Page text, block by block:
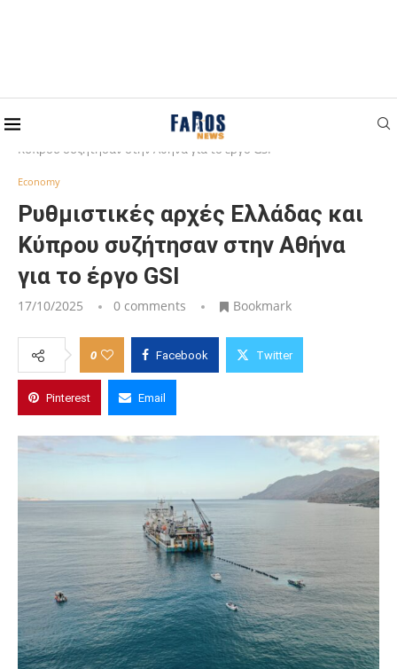
Home
Ρυθμιστικές αρχές Ελλάδας και
Κύπρου συζήτησαν στην Αθήνα για το έργο GSI
Economy
Ρυθμιστικές αρχές Ελλάδας και
Κύπρου συζήτησαν στην Αθήνα
για το έργο GSI
17/10/2025 0 comments Bookmark
0 Facebook Twitter
Pinterest Email